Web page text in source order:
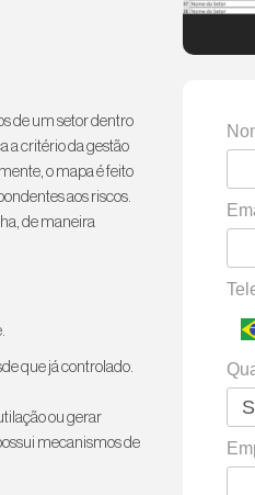
de um setor dentro
a critério da gestão
o mapa é feito
aos riscos.
de maneira
que já controlado.
ou gerar
mecanismos de